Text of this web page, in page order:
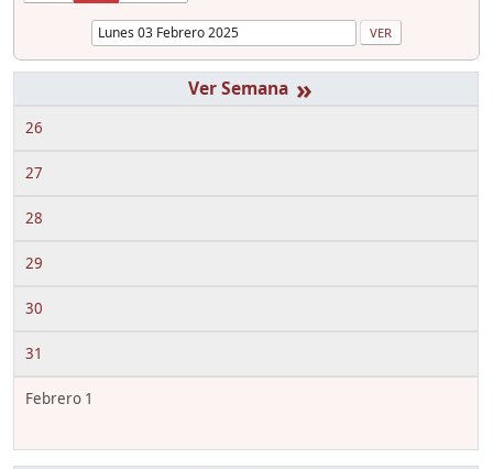
»
26
27
28
29
30
31
Febrero 1